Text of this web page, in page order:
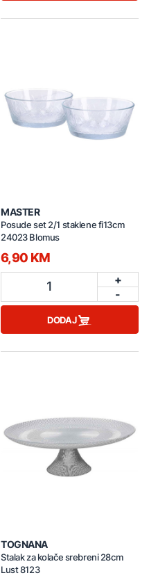
MASTER
Posude set 2/1 staklene fi13cm
24023 Blomus
6,90 KM
1
+
-
DODAJ
TOGNANA
Stalak za kolače srebreni 28cm
Lust 8123